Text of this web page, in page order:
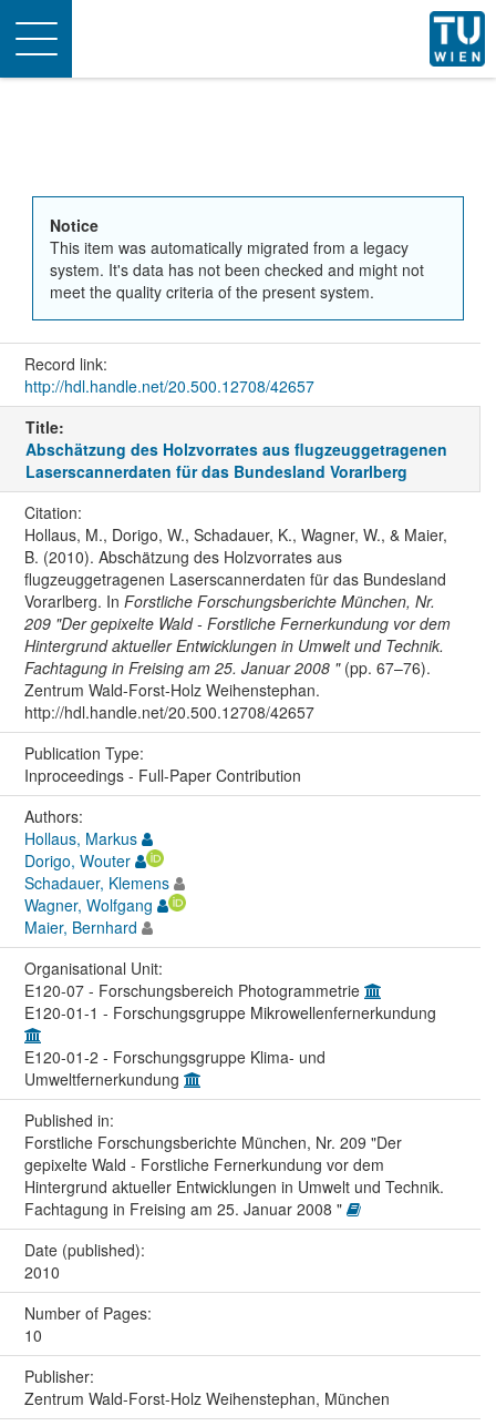
Toggle
navigation
Notice
This item was automatically migrated from a legacy
system. It's data has not been checked and might not
meet the quality criteria of the present system.
Record link:
http://hdl.handle.net/20.500.12708/42657
Title:
Abschätzung des Holzvorrates aus flugzeuggetragenen
Laserscannerdaten für das Bundesland Vorarlberg
Citation:
Hollaus, M., Dorigo, W., Schadauer, K., Wagner, W., & Maier,
B. (2010). Abschätzung des Holzvorrates aus
flugzeuggetragenen Laserscannerdaten für das Bundesland
Vorarlberg. In Forstliche Forschungsberichte München, Nr.
209 "Der gepixelte Wald - Forstliche Fernerkundung vor dem
Hintergrund aktueller Entwicklungen in Umwelt und Technik.
Fachtagung in Freising am 25. Januar 2008 "(pp. 67–76).
Zentrum Wald-Forst-Holz Weihenstephan.
http://hdl.handle.net/20.500.12708/42657
Publication Type:
Inproceedings - Full-Paper Contribution
Authors:
Hollaus, Markus
Dorigo, Wouter
Schadauer, Klemens
Wagner, Wolfgang
Maier, Bernhard
Organisational Unit:
E120-07 - Forschungsbereich Photogrammetrie
E120-01-1 - Forschungsgruppe Mikrowellenfernerkundung
E120-01-2 - Forschungsgruppe Klima- und
Umweltfernerkundung
Published in:
Forstliche Forschungsberichte München, Nr. 209 "Der
gepixelte Wald - Forstliche Fernerkundung vor dem
Hintergrund aktueller Entwicklungen in Umwelt und Technik.
Fachtagung in Freising am 25. Januar 2008 "
Date (published):
2010
Number of Pages:
10
Publisher:
Zentrum Wald-Forst-Holz Weihenstephan, München